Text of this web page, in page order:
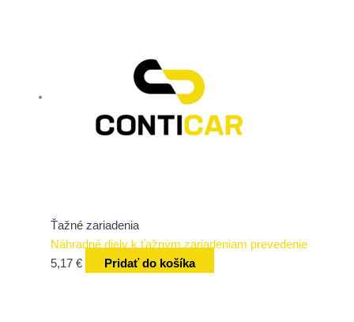
Ťažné zariadenia
Náhradné diely k ťažným zariadeniam prevedenie
5,17 € Pridať do košíka